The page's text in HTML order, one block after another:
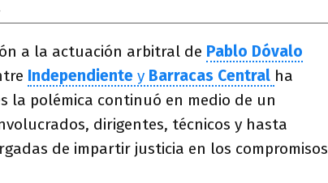
a la actuación arbitral de Pablo Dóvalo
Independiente y Barracas Central ha
la polémica continuó en medio de un
dirigentes, técnicos y hasta
de impartir justicia en los compromisos